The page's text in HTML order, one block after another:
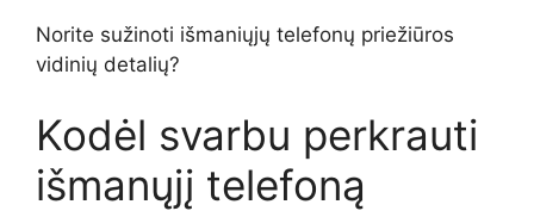
Norite sužinoti išmaniųjų telefonų priežiūros
vidinių detalių?
Kodėl svarbu perkrauti
išmanųjį telefoną